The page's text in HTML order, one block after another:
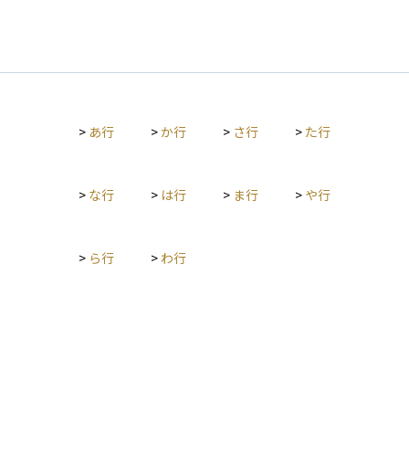
> あ行 >か行 > さ行 > た行
> な行 > は行 > ま行 > や行
> ら行 > わ行